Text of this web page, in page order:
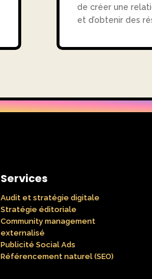
de créer une
et d’obtenir des
Services
Audit et stratégie digitale
Stratégie éditoriale
Community management
externalisé
Publicité Social Ads
Référencement naturel (SEO)